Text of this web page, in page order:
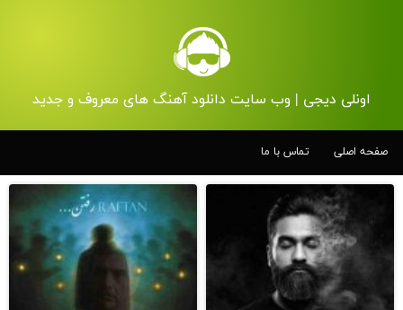
اونلی دیجی | وب سایت دانلود آهنگ های معروف و جدید
صفحه اصلی تماس با ما